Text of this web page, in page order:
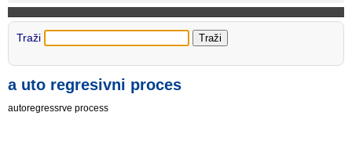
Traži
a uto regresivni proces
autoregressrve process